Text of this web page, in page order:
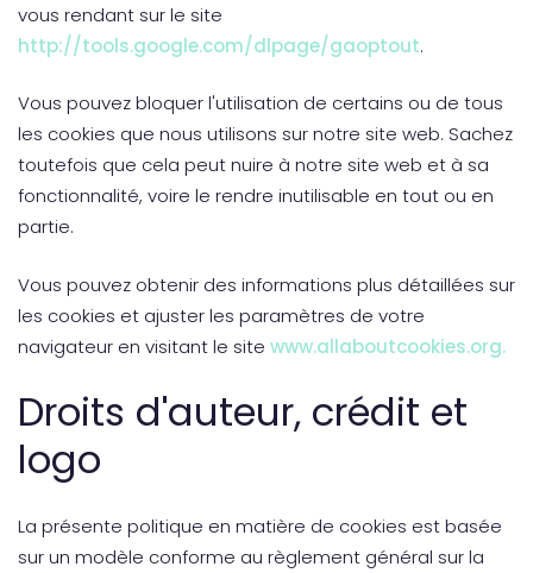
vous rendant sur le site
http://tools.google.com/dlpage/gaoptout.
Vous pouvez bloquer l'utilisation de certains ou de tous
les cookies que nous utilisons sur notre site web. Sachez
toutefois que cela peut nuire à notre site web et à sa
fonctionnalité, voire le rendre inutilisable en tout ou en
partie.
Vous pouvez obtenir des informations plus détaillées sur
les cookies et ajuster les paramètres de votre
navigateur en visitant le site www.allaboutcookies.org.
Droits d'auteur, crédit et
logo
La présente politique en matière de cookies est basée
sur un modèle conforme au règlement général sur la